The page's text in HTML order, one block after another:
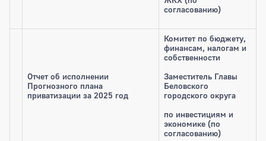
согласованию)
Отчет об исполнении
Прогнозного плана
приватизации за 2025 год
Комитет по бюджету,
финансам, налогам и
собственности
Заместитель Главы
Беловского
городского округа
по инвестициям и
экономике (по
согласованию)